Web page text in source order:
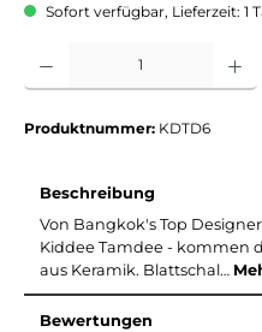
Sofort verfügbar, Lieferzeit: 1
Produkt Anzahl: Gib den gewünschten
Produktnummer: KDTD6
Beschreibung
Von Bangkok's Top
Kiddee Tamdee - kommen
aus Keramik. Blattschal…
Bewertungen